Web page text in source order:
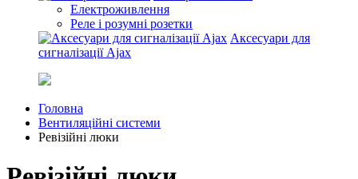
Електроживлення
Реле і розумні розетки
Аксесуари для
сигналізації Ajax
Головна
Вентиляційні системи
Ревізійні люки